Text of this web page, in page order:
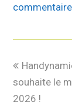
souhaite le
2026 !